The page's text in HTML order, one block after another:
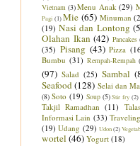
Vietnam (3)Menu Anak (29)
Pagi (1) Mie (65) Minuman
(19) Nasi dan Lontong
Olahan Ikan (42) Pancakes
(35) Pisang (43) Pizza
Bumbu (31) Rempah-Rempah
(97) Salad (25) Sambal
Seafood(128) Selai dan
(8) Soto (19) Soup (5) Stir fry (2)
Takjil Ramadhan (11) Talas
Informasi Lain (33) Traveling
(19) Udang (29) Udon (2)
wortel (46) Yogurt (18)